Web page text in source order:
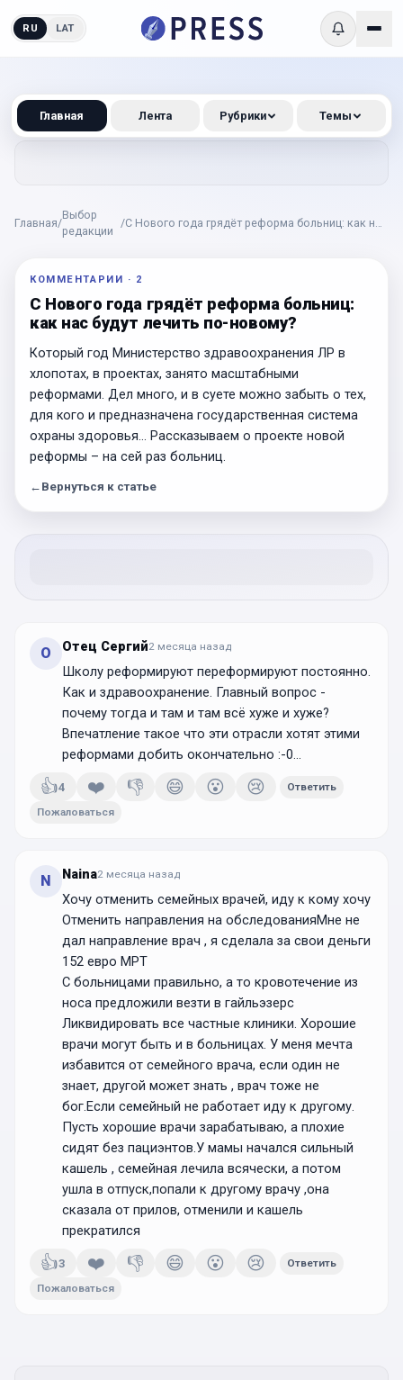
RU LAT
Главная/
Выбор
редакции
/С Нового года грядёт реформа больниц: как нас
КОММЕНТАРИИ · 2
С Нового года грядёт реформа больниц:
как нас будут лечить по-новому?
Который год Министерство здравоохранения ЛР в
хлопотах, в проектах, занято масштабными
реформами. Дел много, и в суете можно забыть о тех,
для кого и предназначена государственная система
охраны здоровья… Рассказываем о проекте новой
реформы – на сей раз больниц.
← Вернуться к статье
О Отец Сергий2 месяца назад
Школу реформируют переформируют постоянно.
Как и здравоохранение. Главный вопрос -
почему тогда и там и там всё хуже и хуже?
Впечатление такое что эти отрасли хотят этими
реформами добить окончательно :-0...
👍4 ❤️ 👎 😄 😮 😢 Ответить
Пожаловаться
N Naina2 месяца назад
Хочу отменить семейных врачей, иду к кому хочу
Отменить направления на обследованияМне не
дал направление врач , я сделала за свои деньги
152 евро МРТ
С больницами правильно, а то кровотечение из
носа предложили везти в гайльэзерс
Ликвидировать все частные клиники. Хорошие
врачи могут быть и в больницах. У меня мечта
избавится от семейного врача, если один не
знает, другой может знать , врач тоже не
бог.Если семейный не работает иду к другому.
Пусть хорошие врачи зарабатываю, а плохие
сидят без пациэнтов.У мамы начался сильный
кашель , семейная лечила всячески, а потом
ушла в отпуск,попали к другому врачу ,она
сказала от прилов, отменили и кашель
прекратился
👍3 ❤️ 👎 😄 😮 😢 Ответить
Пожаловаться
Главная Лента Рубрики Темы